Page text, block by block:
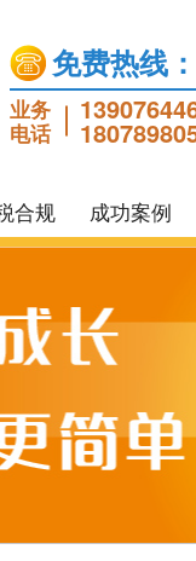
免费热线
业务
电话
合规 成功案例